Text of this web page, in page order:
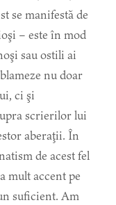
se manifestă de
– este în mod
sau ostili ai
nu doar
ci şi
scrierilor lui
aberaţii. În
de acest fel
mult accent pe
suficient. Am